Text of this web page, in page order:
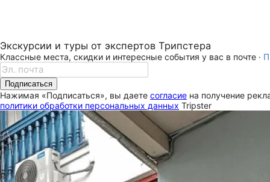
Экскурсии и туры от экспертов Трипстера
Классные места, скидки и интересные события у вас в почте ·
Подписаться
Нажимая «Подписаться», вы даете согласие на получение
политики обработки персональных данных Tripster